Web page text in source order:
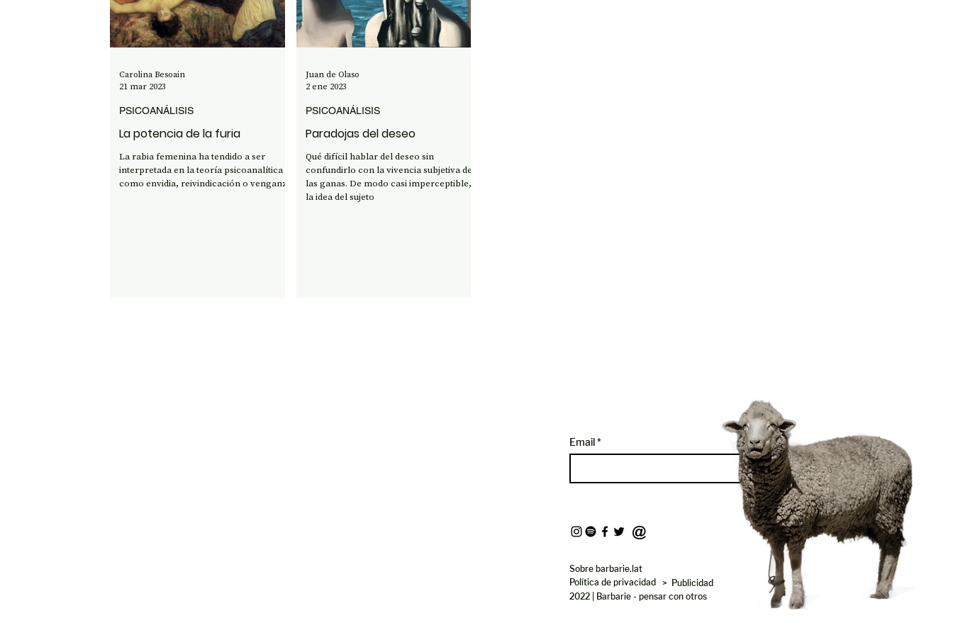
OPINIÓN 50 AÑOS DEL GOLPE CIENCIA Y TECNOLOGÍA
La potencia de la furia
La rabia femenina ha tendido a ser
interpretada en la teoría psicoanalítica
como envidia, reivindicación o venganza
PSICOANÁLISIS
Carolina Besoain
21 mar 2023
Paradojas del deseo
Qué difícil hablar del deseo sin
confundirlo con la vivencia subjetiva de
las ganas. De modo casi imperceptible,
la idea del sujeto
PSICOANÁLISIS
Juan de Olaso
2 ene 2023
Email
Enviar
Sobre barbarie.lat
Política de privacidad
> Publicidad
2022 | Barbarie - pensar con otros